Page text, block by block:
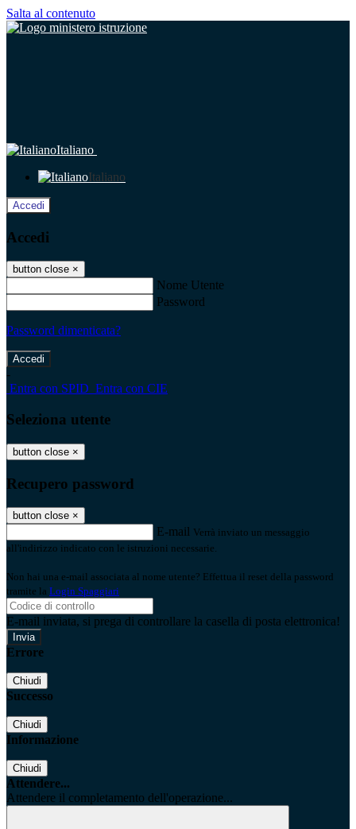
Salta al contenuto
Italiano
Italiano
Accedi
Accedi
button close ×
Nome Utente
Password
Password dimenticata?
-
Entra con SPID Entra con CIE
Seleziona utente
button close ×
Recupero password
button close ×
E-mail Verrà inviato un messaggio
all'indirizzo indicato con le istruzioni necessarie.
Non hai una e-mail associata al nome utente? Effettua il reset della password
tramite la Login Spaggiari
E-mail inviata, si prega di controllare la casella di posta elettronica!
Errore
Chiudi
Successo
Chiudi
Informazione
Chiudi
Attendere...
Attendere il completamento dell'operazione...